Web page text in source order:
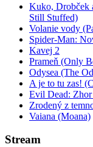
Kuko, Drobček
Still Stuffed)
Volanie vody
Spider-Man:
Kavej 2
Prameň (Only
Odysea (The
A je to tu zas!
Evil Dead:
Zrodený z
Vaiana (Moana)
Stream